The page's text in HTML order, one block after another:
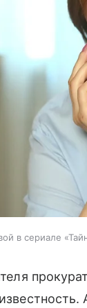
в сериале